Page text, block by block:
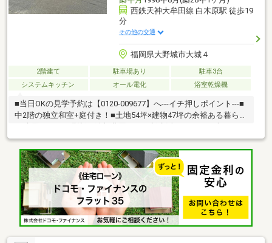
西鉄天神大牟田線 白木原駅 徒歩19
分
その他の交通
福岡県大野城市大城４
2階建て 駐車場あり
駐車3台
システムキッチン
オール電化 浴室乾燥機
■当日OKの見学予約は【0120-009677】へ---イチ押しポイント---■
中2階の独立和室+庭付き！■土地54坪×建物47坪の余裕ある暮らし
っては車3台駐車可能♪■安心のアフター保証付き♪◇◇買替の方、
自己資金の少ない方、勤続年数短い方、自営業の方住宅ローンに
ご不安のある方、お気軽にご相談ください◇◇物件購入には不安
がつきものです。後悔しないマイホーム購入に向けて全力でサポ
ートします！どんな些細な事でもお気軽にお問い合わせく